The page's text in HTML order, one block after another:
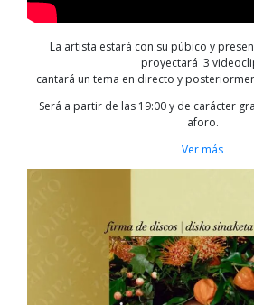
La artista estará con su púbico y
proyectará 3
cantará un tema en directo y
Será a partir de las 19:00 y de carácter
aforo.
Ver más